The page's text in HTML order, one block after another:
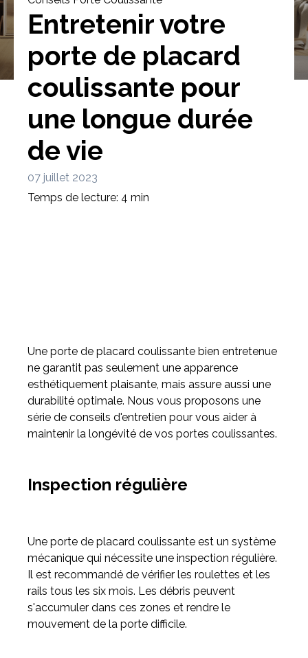
Inspirez-vous du catalogue
Personnalisez nos modèles pour créer le meuble qui vous
ressemble.
Bibliothèque Meuble tv Dressing
Meuble d'angle
Entretenir votre
porte de placard
coulissante pour
une longue durée
de vie
07 juillet 2023
Temps de lecture: 4 min
Une porte de placard coulissante bien entretenue
ne garantit pas seulement une apparence
esthétiquement plaisante, mais assure aussi une
durabilité optimale. Nous vous proposons une
série de conseils d'entretien pour vous aider à
maintenir la longévité de vos portes coulissantes.
Inspection régulière
Une porte de placard coulissante est un système
mécanique qui nécessite une inspection régulière.
Il est recommandé de vérifier les roulettes et les
rails tous les six mois. Les débris peuvent
s'accumuler dans ces zones et rendre le
mouvement de la porte difficile.